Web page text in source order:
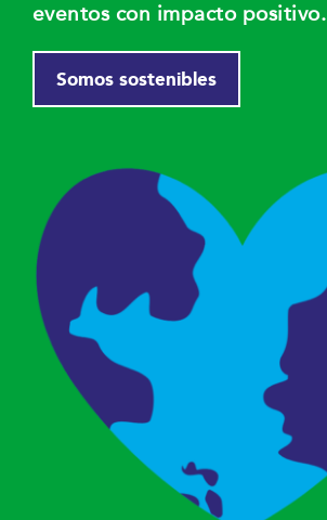
eventos con impacto positivo.
Somos sostenibles